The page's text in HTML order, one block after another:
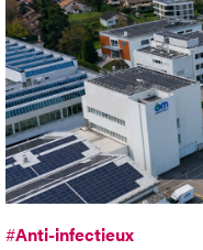
#Anti-infectieux